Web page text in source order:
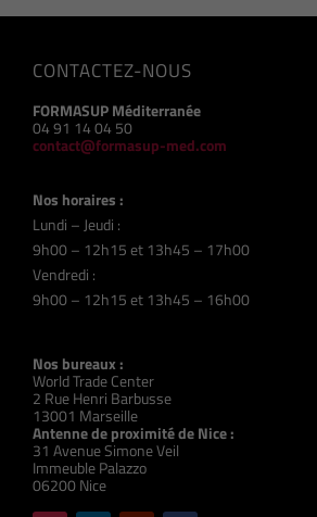
CONTACTEZ-NOUS
FORMASUP Méditerranée
04 91 14 04 50
contact@formasup-med.com
Nos horaires :
Lundi – Jeudi :
9h00 – 12h15 et 13h45 – 17h00
Vendredi :
9h00 – 12h15 et 13h45 – 16h00
Nos bureaux :
World Trade Center
2 Rue Henri Barbusse
13001 Marseille
Antenne de proximité de Nice :
31 Avenue Simone Veil
Immeuble Palazzo
06200 Nice